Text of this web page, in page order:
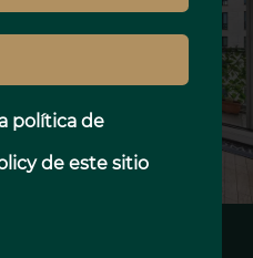
política de
de este sitio